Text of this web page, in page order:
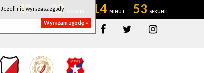
42 22 14 52
nie wyrażasz zgody
Wyrażam zgodę »